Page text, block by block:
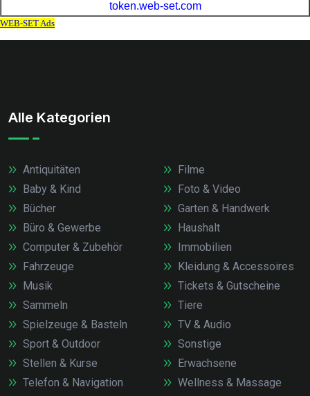
Alle Kategorien
Antiquitäten
Baby & Kind
Bücher
Büro & Gewerbe
Computer & Zubehör
Fahrzeuge
Filme
Foto & Video
Garten & Handwerk
Haushalt
Immobilien
Kleidung & Accessoires
Musik
Sammeln
Spielzeuge & Basteln
Sport & Outdoor
Stellen & Kurse
Telefon & Navigation
Tickets & Gutscheine
Tiere
TV & Audio
Sonstige
Erwachsene
Wellness & Massage